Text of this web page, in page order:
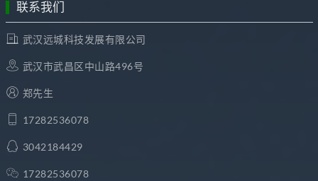
联系我们
武汉远城科技发展有限公司
武汉市武昌区中山路496号
郑先生
17282536078
3042184429
17282536078